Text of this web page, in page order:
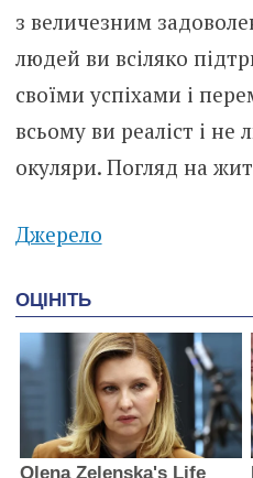
з величезним
людей ви всіляко
своїми успіхами і
всьому ви реаліст і не
окуляри. Погляд на
Джерело